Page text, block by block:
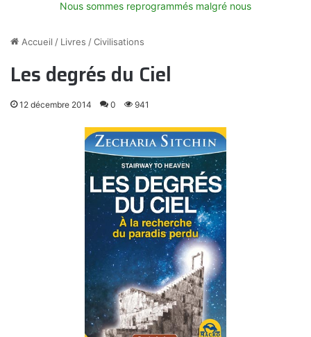
Nous sommes reprogrammés malgré nous
Accueil / Livres /Civilisations
Les degrés du Ciel
12 décembre 2014 0 941